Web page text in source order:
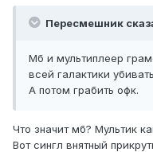
Пересмешник
Мб и мультиплеер
всей галактики
А потом грабить офк.
Что значит мб? Мультик
Вот сингл внятный